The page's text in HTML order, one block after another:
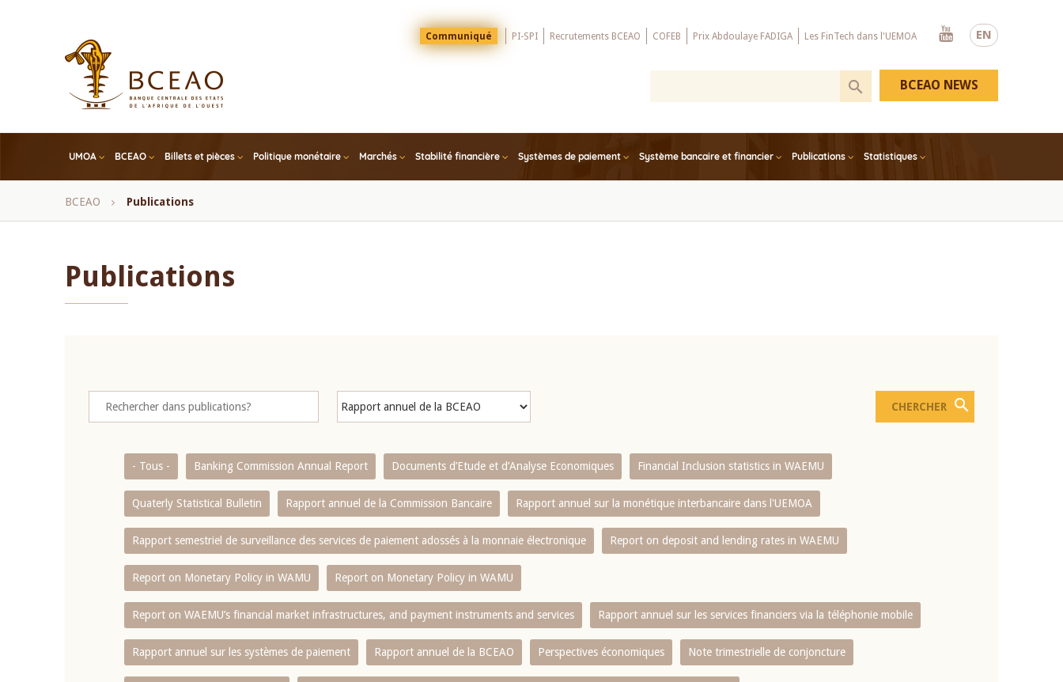
EN
Menu
Top
Communiqué PI-SPI Recrutements BCEAO COFEB Prix Abdoulaye FADIGA Les FinTech dans l'UEMOA
Youtube
UMOA BCEAO Billets et pièces Politique monétaire Marchés Stabilité financière Systèmes de paiement Système bancaire et financier Publications Statistiques
BCEAO NEWS
Fil
BCEAO Publications
Publications
- Tous - Banking Commission Annual Report Documents d’Etude et d’Analyse Economiques Financial Inclusion statistics in WAEMU
Quaterly Statistical Bulletin Rapport annuel de la Commission Bancaire Rapport annuel sur la monétique interbancaire dans l'UEMOA
Rapport semestriel de surveillance des services de paiement adossés à la monnaie électronique Report on deposit and lending rates in WAEMU
Report on Monetary Policy in WAMU Report on Monetary Policy in WAMU
Report on WAEMU’s financial market infrastructures, and payment instruments and services Rapport annuel sur les services financiers via la téléphonie mobile
Rapport annuel sur les systèmes de paiement Rapport annuel de la BCEAO Perspectives économiques Note trimestrielle de conjoncture